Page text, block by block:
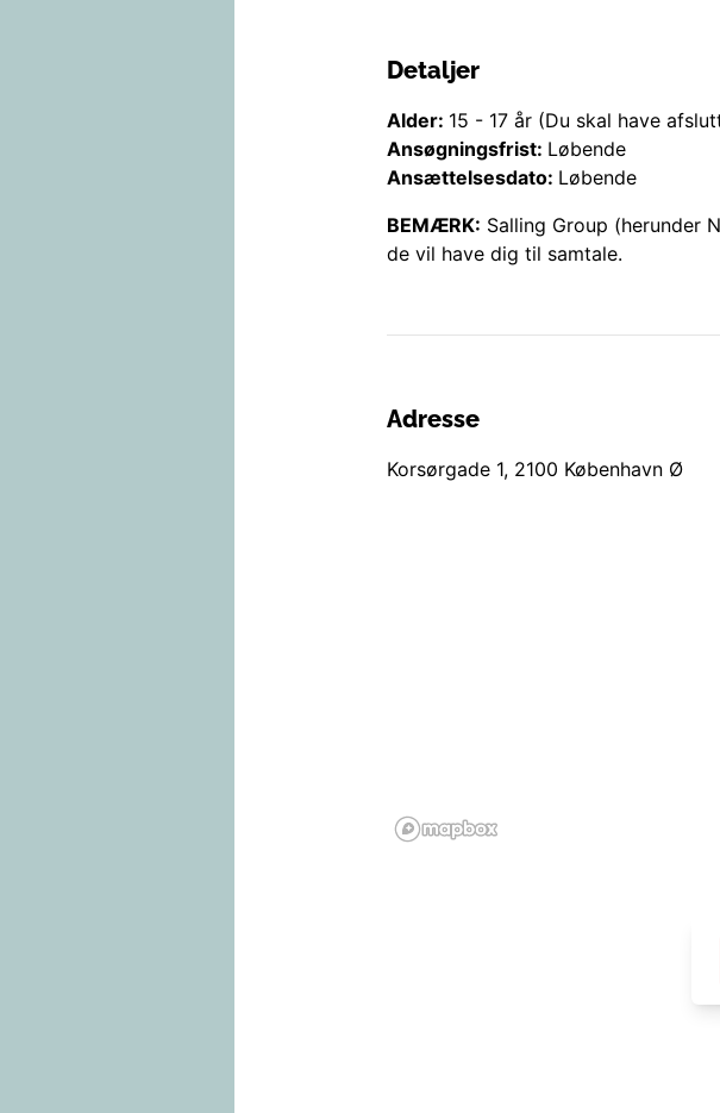
Detaljer
Alder: 15 - 17 år (Du skal have
Ansøgningsfrist: Løbende
Ansættelsesdato: Løbende
BEMÆRK: Salling Group (herunder
de vil have dig til samtale.
Adresse
Korsørgade 1, 2100 København Ø